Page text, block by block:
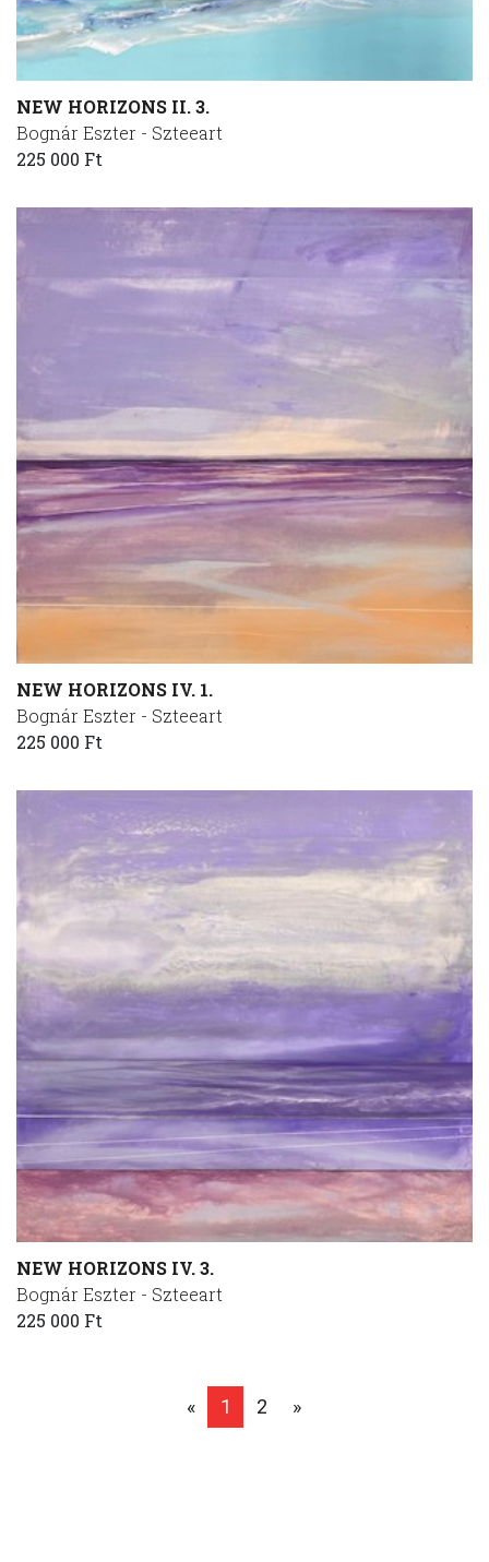
NEW HORIZONS II. 3.
Bognár Eszter - Szteeart
225 000 Ft
NEW HORIZONS IV. 1.
Bognár Eszter - Szteeart
225 000 Ft
NEW HORIZONS IV. 3.
Bognár Eszter - Szteeart
225 000 Ft
« 1 2 »